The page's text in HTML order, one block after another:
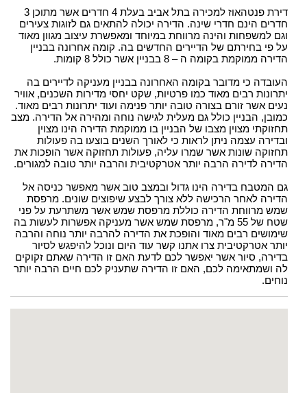
דירת פנטהאוז למכירה בתל אביב בעלת 4 חדרים אשר מתוכן 3
חדרים הינם חדרי שינה. הדירה יכולה להתאים גם לזוגות צעירים
וגם למשפחות והינה מרווחת במיוחד ומאפשרת עיצוב מגוון מאוד
על פי בחירתם של הדיירים החדשים בה. קומה אחרונה בבניין
הדירה ממוקמת בקומה ה – 8 בבניין אשר כולל 8 קומות.
העובדה כי מדובר בקומה האחרונה בבניין מעניקה לדיירים בה
יתרונות רבים מאוד כמו פרטיות, שקט יחסי מדירות השכנים, אוויר
נעים אשר זורם בצורה טובה יותר פנימה ועוד יתרונות רבים מאוד.
כמובן, הבניין כולל גם מעלית לגישה נוחה ומהירה אל הדירה. מצב
תחזוקתי מצוין מצבו של הבניין בו ממוקמת הדירה הינו מצוין
ובדירה עצמה ניתן לראות כי לאורך השנים בוצעו בה פעולות
תחזוקה שונות אשר שמרו עליה, פעולות תחזוקה אשר הופכות את
הדירה לדירה הרבה יותר אטרקטיבית והרבה יותר טובה למגורים.
גם המטבח בדירה הינו גדול ובמצב טוב אשר מאפשר כניסה אל
הדירה לאחר הרכישה ללא צורך לבצע שיפוצים שונים. מרפסת
שמש מרווחת הדירה כוללת מרפסת שמש אשר משתרעת על פני
שטח של 55 מ"ר, מרפסת שמש אשר מעניקה אפשרות לעשות בה
שימושים רבים מאוד והופכת את הדירה להרבה יותר נוחה והרבה
יותר אטרקטיבית צרו אתנו קשר עוד היום ונוכל להיפגש לסיור
בדירה, סיור אשר יאפשר לכם לדעת האם זו הדירה שאתם זקוקים
לה ושמתאימה לכם, האם זו הדירה שתעניק לכם חיים הרבה יותר
נוחים.